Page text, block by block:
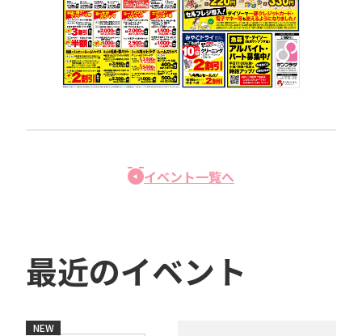
イベント一覧へ
最近のイベント
NEW